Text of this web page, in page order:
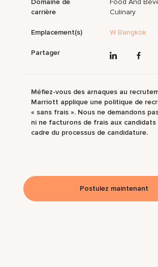
Domaine de
carrière
Food And
Culinary
Emplacement(s) W Bangkok
Partager
Méfiez-vous des arnaques au
Marriott applique une politique de
« sans frais ». Nous ne demandons
ni ne facturons de frais aux candidats
cadre du processus de candidature.
Postulez maintenant